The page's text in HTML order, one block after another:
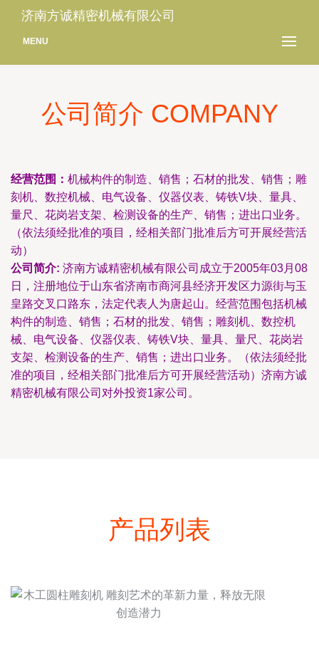
济南方诚精密机械有限公司
MENU
公司简介 COMPANY
经营范围： 机械构件的制造、销售；石材的批发、销售；雕
刻机、数控机械、电气设备、仪器仪表、铸铁V块、量具、
量尺、花岗岩支架、检测设备的生产、销售；进出口业务。
（依法须经批准的项目，经相关部门批准后方可开展经营活
动）
公司简介: 济南方诚精密机械有限公司成立于2005年03月08
日，注册地位于山东省济南市商河县经济开发区力源街与玉
皇路交叉口路东，法定代表人为唐起山。经营范围包括机械
构件的制造、销售；石材的批发、销售；雕刻机、数控机
械、电气设备、仪器仪表、铸铁V块、量具、量尺、花岗岩
支架、检测设备的生产、销售；进出口业务。（依法须经批
准的项目，经相关部门批准后方可开展经营活动）济南方诚
精密机械有限公司对外投资1家公司。
产品列表